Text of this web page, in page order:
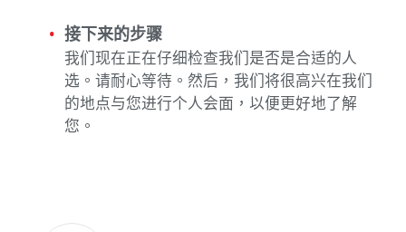
接下来的步骤
我们现在正在仔细检查我们是否是合适的人
选。请耐心等待。然后，我们将很高兴在我们
的地点与您进行个人会面，以便更好地了解
您。